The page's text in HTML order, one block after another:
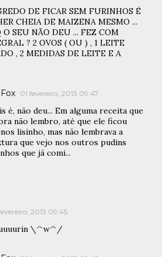
DE FICAR SEM FURINHOS É
CHEIA DE MAIZENA MESMO ...
O SEU NÃO DEU ... FEZ COM
? 2 OVOS ( OU ) , 1 LEITE
, 2 MEDIDAS DE LEITE E A
Fox 01 fevereiro, 2013 09:47
é, não deu... Em alguma receita que
não lembro, até que ele ficou
lisinho, mas não lembrava a
que vejo nos outros pudins
que já comi...
2013 09:45
\^w^/